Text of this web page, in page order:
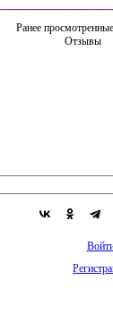
Ранее
Отзывы